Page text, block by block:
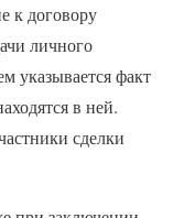
к договору
личного
указывается факт
в ней.
сделки